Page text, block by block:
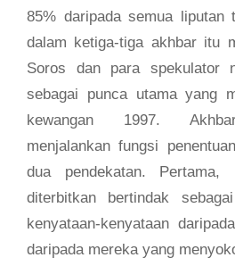
85% daripada semua liputan
dalam ketiga-tiga akhbar itu
Soros dan para spekulator
sebagai punca utama yang
kewangan 1997.
menjalankan fungsi
dua pendekatan. Pertama,
diterbitkan bertindak
kenyataan-kenyataan
daripada mereka yang